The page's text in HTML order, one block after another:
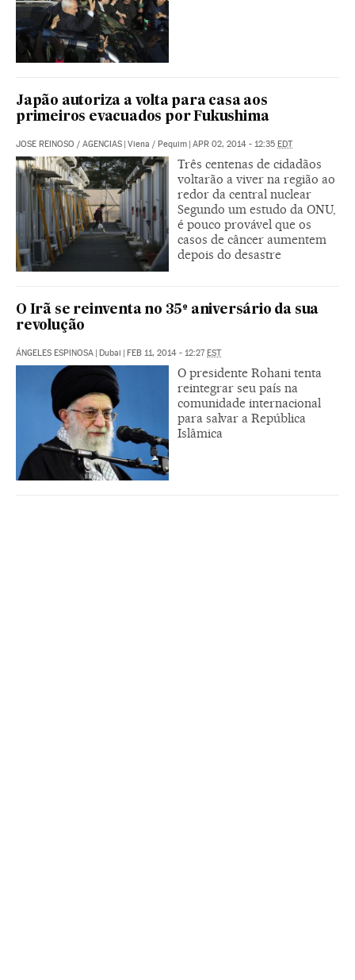
Japão autoriza a volta para casa aos
primeiros evacuados por Fukushima
JOSE REINOSO / AGENCIAS | Viena / Pequim | APR 02, 2014 - 12:35 EDT
Três centenas de cidadãos
voltarão a viver na região ao
redor da central nuclear
Segundo um estudo da ONU,
é pouco provável que os
casos de câncer aumentem
depois do desastre
O Irã se reinventa no 35º aniversário da sua
revolução
ÁNGELES ESPINOSA | Dubai | FEB 11, 2014 - 12:27EST
O presidente Rohani tenta
reintegrar seu país na
comunidade internacional
para salvar a República
Islâmica